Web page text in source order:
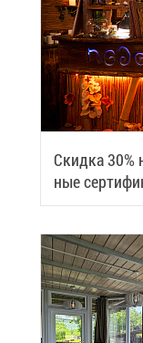
Скид­ка 30%
ные
Samui